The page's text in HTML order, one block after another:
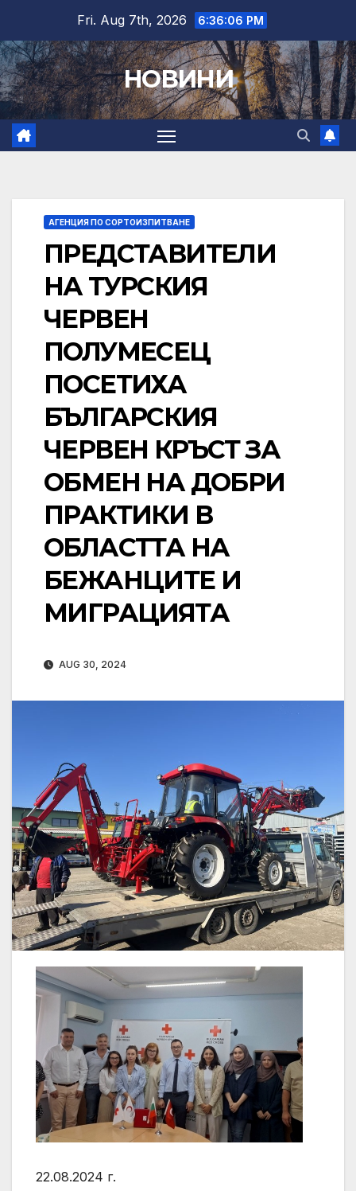
content
Fri. Aug 7th, 2026 6:36:07 PM
НОВИНИ
АГЕНЦИЯ ПО СОРТОИЗПИТВАНЕ
ПРЕДСТАВИТЕЛИ
НА ТУРСКИЯ
ЧЕРВЕН
ПОЛУМЕСЕЦ
ПОСЕТИХА
БЪЛГАРСКИЯ
ЧЕРВЕН КРЪСТ ЗА
ОБМЕН НА ДОБРИ
ПРАКТИКИ В
ОБЛАСТТА НА
БЕЖАНЦИТЕ И
МИГРАЦИЯТА
AUG 30, 2024
22.08.2024 г.